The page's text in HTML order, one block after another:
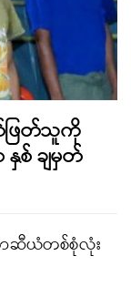
ဖြတ်သူကို
စ် ချမှတ်
ာဆီယံတစ်စုံလုံး